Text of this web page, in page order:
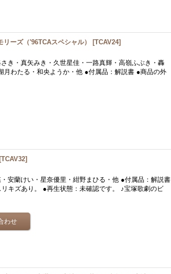
ーズ（'96TCAスペシャル） [TCAV24]
き・真矢みき・久世星佳・一路真輝・高嶺ふぶき・轟
月わたる・和央ようか・他 ●付属品：解説書 ●商品の外
[TCAV32]
安蘭けい・星奈優里・紺野まひる・他 ●付属品：解説書
キズあり。 ●再生状態：未確認です。 ♪宝塚歌劇のビ